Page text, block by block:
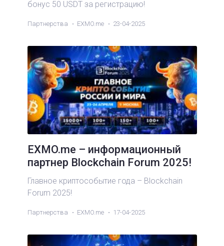
бонус 50 USDT за регистрацию!
Партнерства EXMO.me 23-04-2025
EXMO.me – информационный
партнер Blockchain Forum 2025!
Главное криптособытие года – Blockchain
Forum 2025!
Партнерства EXMO.me 17-04-2025